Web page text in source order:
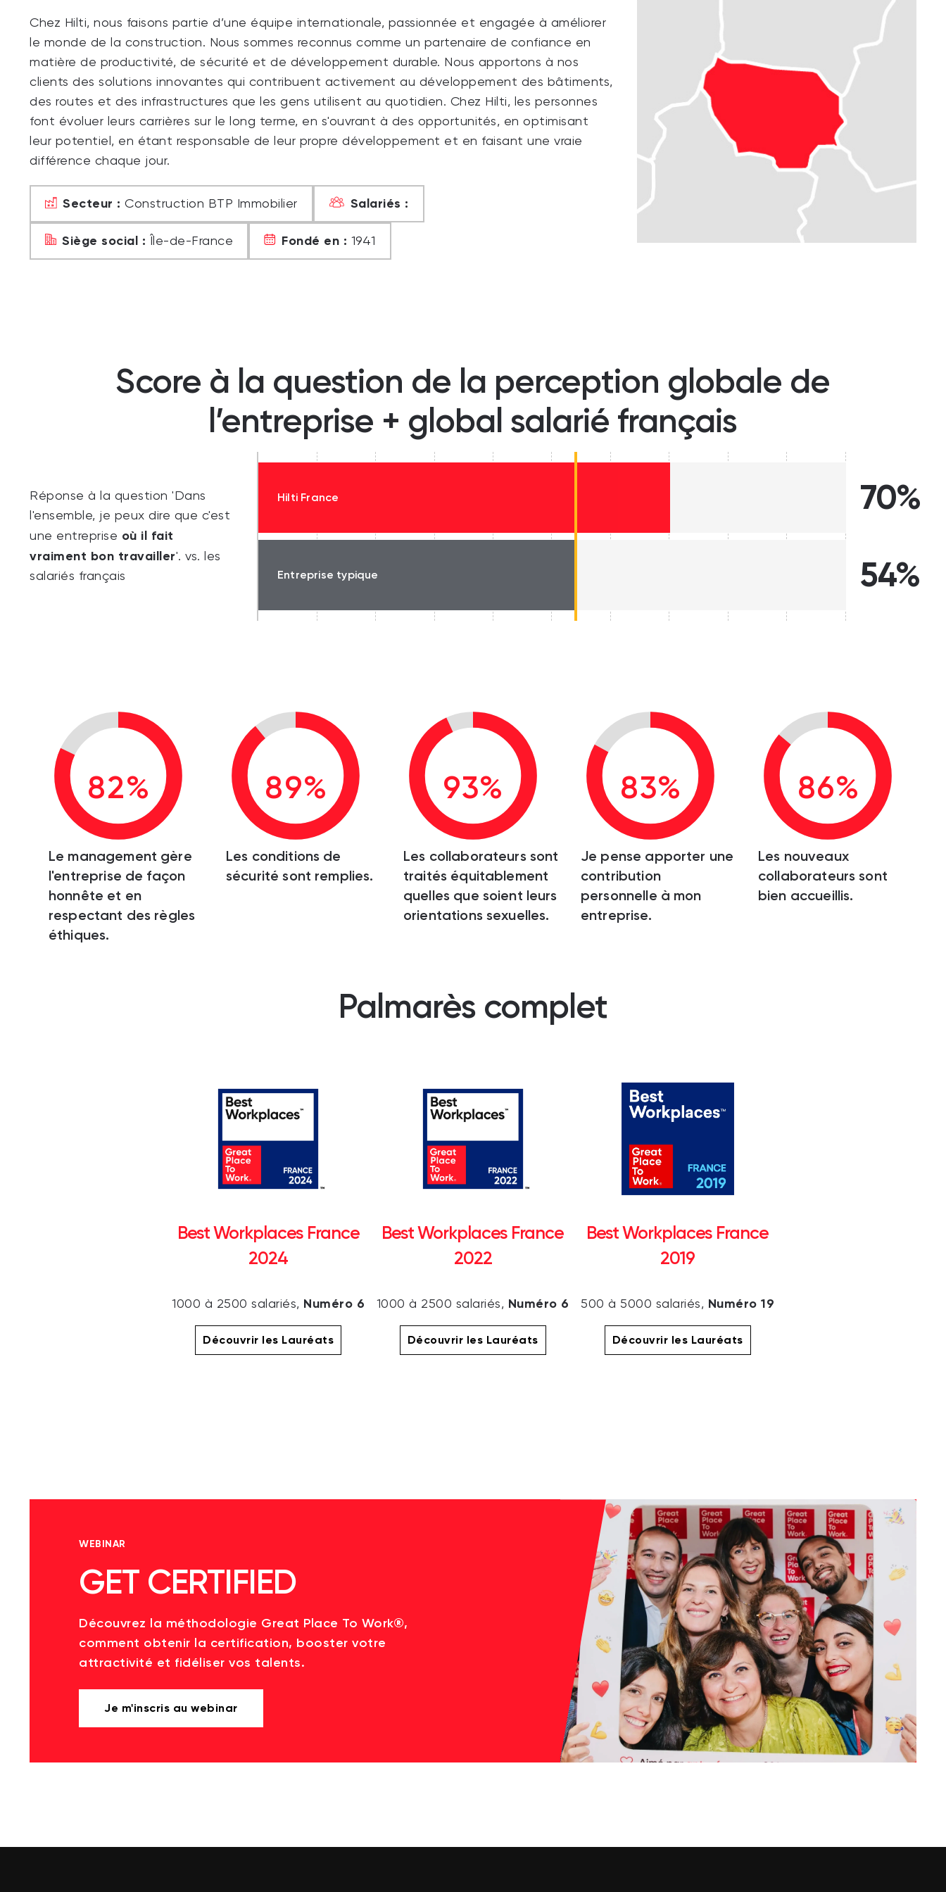
Chez Hilti, nous faisons partie d’une équipe internationale, passionnée et engagée à améliorer
le monde de la construction. Nous sommes reconnus comme un partenaire de confiance en
matière de productivité, de sécurité et de développement durable. Nous apportons à nos
clients des solutions innovantes qui contribuent activement au développement des bâtiments,
des routes et des infrastructures que les gens utilisent au quotidien. Chez Hilti, les personnes
font évoluer leurs carrières sur le long terme, en s'ouvrant à des opportunités, en optimisant
leur potentiel, en étant responsable de leur propre développement et en faisant une vraie
différence chaque jour.
Secteur : Construction BTP Immobilier Salariés :
Siège social : Île-de-France Fondé en : 1941
Score à la question de la perception globale de
l’entreprise + global salarié français
Réponse à la question 'Dans
l'ensemble, je peux dire que c'est
une entreprise où il fait
vraiment bon travailler'. vs. les
salariés français
Hilti France 70%
Entreprise typique 54%
82%
Le management gère
l'entreprise de façon
honnête et en
respectant des règles
éthiques.
89%
Les conditions de
sécurité sont remplies.
93%
Les collaborateurs sont
traités équitablement
quelles que soient leurs
orientations sexuelles.
83%
Je pense apporter une
contribution
personnelle à mon
entreprise.
86%
Les nouveaux
collaborateurs sont
bien accueillis.
Palmarès complet
Best Workplaces France
2024
1000 à 2500 salariés, Numéro 6
Découvrir les Lauréats
Best Workplaces France
2022
1000 à 2500 salariés, Numéro 6
Découvrir les Lauréats
Best Workplaces France
2019
500 à 5000 salariés, Numéro 19
Découvrir les Lauréats
WEBINAR
GET CERTIFIED
Découvrez la méthodologie Great Place To Work®,
comment obtenir la certification, booster votre
attractivité et fidéliser vos talents.
Je m'inscris au webinar